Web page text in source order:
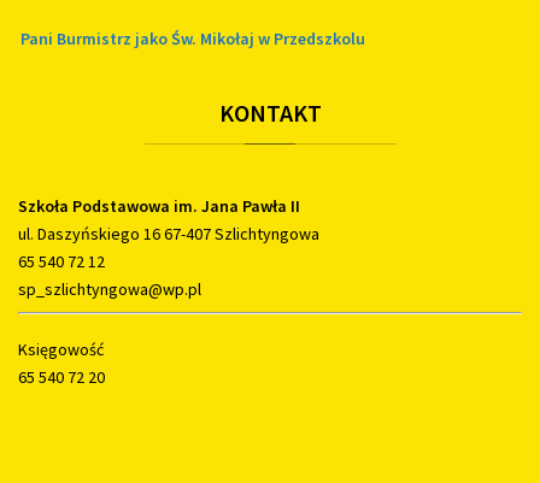
Pani Burmistrz jako Św. Mikołaj w Przedszkolu
KONTAKT
Szkoła Podstawowa im. Jana Pawła II
ul. Daszyńskiego 16 67-407 Szlichtyngowa
65 540 72 12
sp_szlichtyngowa@wp.pl
Księgowość
65 540 72 20